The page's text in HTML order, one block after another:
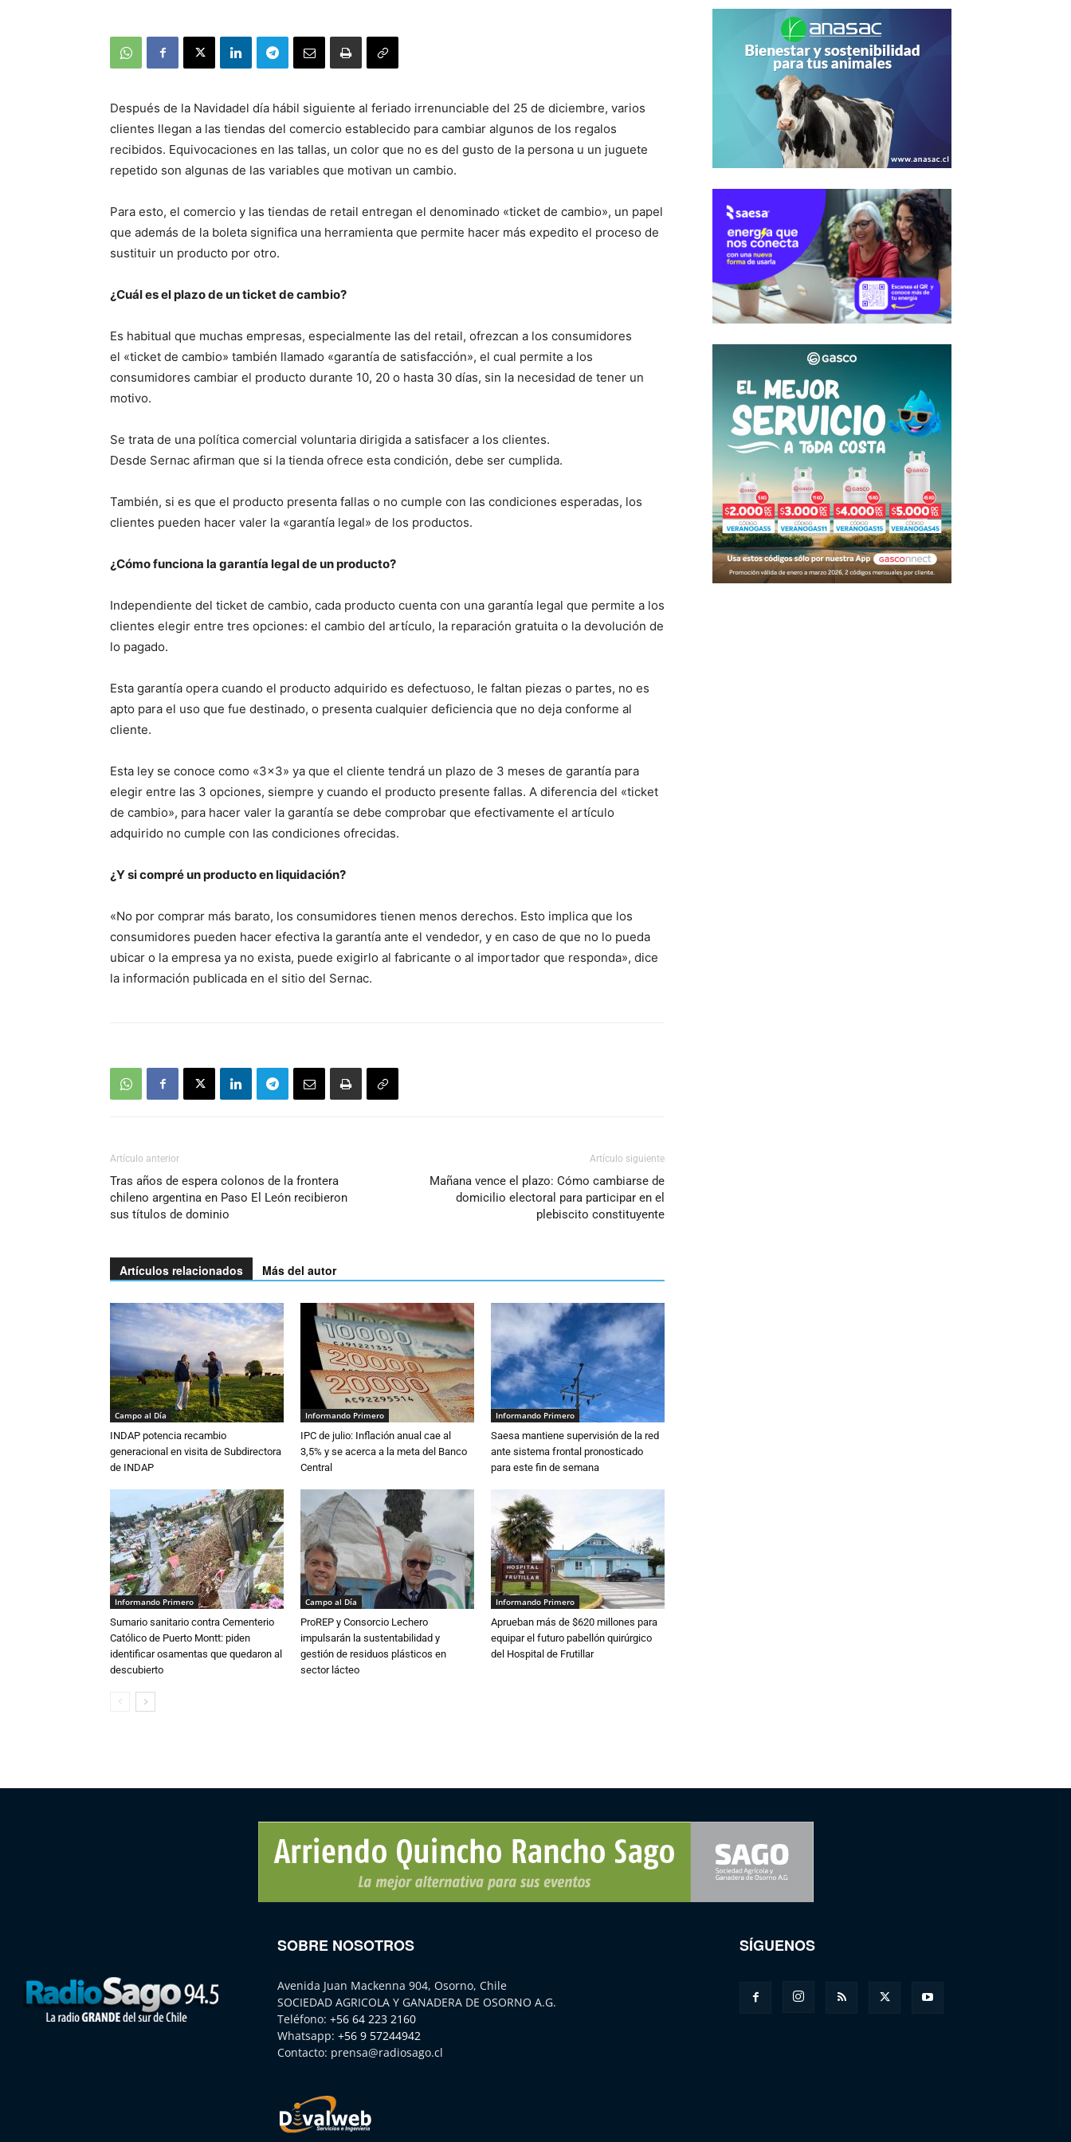
Después de la Navidadel día hábil siguiente al feriado irrenunciable del 25 de diciembre, varios
clientes llegan a las tiendas del comercio establecido para cambiar algunos de los regalos
recibidos. Equivocaciones en las tallas, un color que no es del gusto de la persona u un juguete
repetido son algunas de las variables que motivan un cambio.
Para esto, el comercio y las tiendas de retail entregan el denominado «ticket de cambio», un papel
que además de la boleta significa una herramienta que permite hacer más expedito el proceso de
sustituir un producto por otro.
¿Cuál es el plazo de un ticket de cambio?
Es habitual que muchas empresas, especialmente las del retail, ofrezcan a los consumidores
el «ticket de cambio» también llamado «garantía de satisfacción», el cual permite a los
consumidores cambiar el producto durante 10, 20 o hasta 30 días, sin la necesidad de tener un
motivo.
Se trata de una política comercial voluntaria dirigida a satisfacer a los clientes.
Desde Sernac afirman que si la tienda ofrece esta condición, debe ser cumplida.
También, si es que el producto presenta fallas o no cumple con las condiciones esperadas, los
clientes pueden hacer valer la «garantía legal» de los productos.
¿Cómo funciona la garantía legal de un producto?
Independiente del ticket de cambio, cada producto cuenta con una garantía legal que permite a los
clientes elegir entre tres opciones: el cambio del artículo, la reparación gratuita o la devolución de
lo pagado.
Esta garantía opera cuando el producto adquirido es defectuoso, le faltan piezas o partes, no es
apto para el uso que fue destinado, o presenta cualquier deficiencia que no deja conforme al
cliente.
Esta ley se conoce como «3×3» ya que el cliente tendrá un plazo de 3 meses de garantía para
elegir entre las 3 opciones, siempre y cuando el producto presente fallas. A diferencia del «ticket
de cambio», para hacer valer la garantía se debe comprobar que efectivamente el artículo
adquirido no cumple con las condiciones ofrecidas.
¿Y si compré un producto en liquidación?
«No por comprar más barato, los consumidores tienen menos derechos. Esto implica que los
consumidores pueden hacer efectiva la garantía ante el vendedor, y en caso de que no lo pueda
ubicar o la empresa ya no exista, puede exigirlo al fabricante o al importador que responda», dice
la información publicada en el sitio del Sernac.
Artículo anterior
Tras años de espera colonos de la frontera
chileno argentina en Paso El León recibieron
sus títulos de dominio
Artículo siguiente
Mañana vence el plazo: Cómo cambiarse de
domicilio electoral para participar en el
plebiscito constituyente
Artículos relacionados Más del autor
Campo al Día
INDAP potencia recambio
generacional en visita de Subdirectora
de INDAP
Informando Primero
IPC de julio: Inflación anual cae al
3,5% y se acerca a la meta del Banco
Central
Informando Primero
Saesa mantiene supervisión de la red
ante sistema frontal pronosticado
para este fin de semana
Informando Primero
Sumario sanitario contra Cementerio
Católico de Puerto Montt: piden
identificar osamentas que quedaron al
descubierto
Campo al Día
ProREP y Consorcio Lechero
impulsarán la sustentabilidad y
gestión de residuos plásticos en
sector lácteo
Informando Primero
Aprueban más de $620 millones para
equipar el futuro pabellón quirúrgico
del Hospital de Frutillar
SOBRE NOSOTROS
Avenida Juan Mackenna 904, Osorno, Chile
SOCIEDAD AGRICOLA Y GANADERA DE OSORNO A.G.
Teléfono: +56 64 223 2160
Whatsapp: +56 9 57244942
Contacto: prensa@radiosago.cl
SÍGUENOS